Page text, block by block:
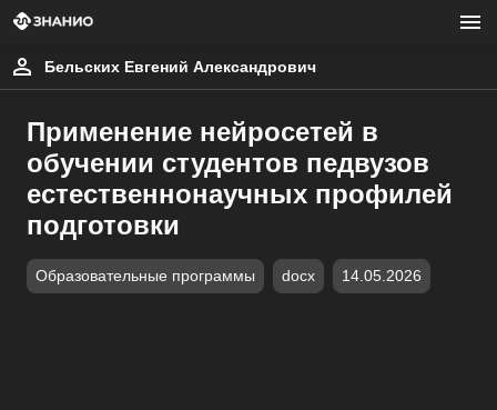
Бельских Евгений Александрович
Применение нейросетей в
обучении студентов педвузов
естественнонаучных профилей
подготовки
Образовательные программы docx 14.05.2026